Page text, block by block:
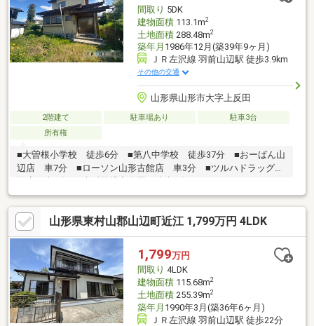
間取り 5DK
建物面積113.1m2
土地面積288.48m2
築年月 1986年12月(築39年9ヶ月)
ＪＲ左沢線 羽前山辺駅 徒歩3.9km
その他の交通
山形県山形市大字上反田
2階建て 駐車場あり
駐車3台
所有権
■大曽根小学校 徒歩6分 ■第八中学校 徒歩37分 ■おーばん山
辺店 車7分 ■ローソン山形古館店 車3分 ■ツルハドラッグ山
山形県東村山郡山辺町近江 1,799万円 4LDK
1,799万円
間取り 4LDK
建物面積115.68m2
土地面積255.39m2
築年月 1990年3月(築36年6ヶ月)
ＪＲ左沢線 羽前山辺駅 徒歩22分